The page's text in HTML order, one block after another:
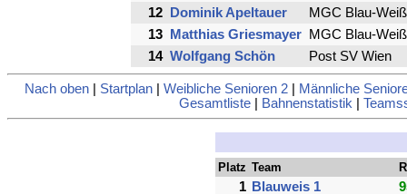
12
Dominik Apeltauer
MGC Blau-Weiß
13
Matthias Griesmayer
MGC Blau-Weiß
14 Wolfgang Schön Post SV Wien
Nach oben Startplan Weibliche Senioren 2
Männliche
Gesamtliste| Bahnenstatistik|
Platz Team
1 Blauweis 1